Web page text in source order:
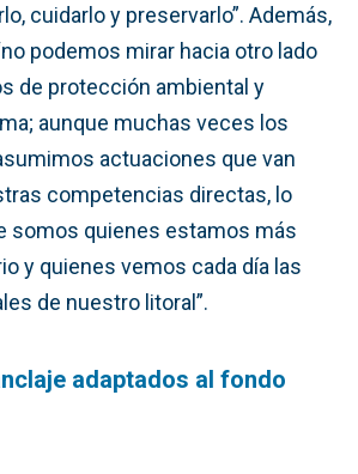
cuidarlo y preservarlo”. Además,
podemos mirar hacia otro lado
de protección ambiental y
aunque muchas veces los
actuaciones que van
competencias directas, lo
somos quienes estamos más
y quienes vemos cada día las
de nuestro litoral”.
adaptados al fondo